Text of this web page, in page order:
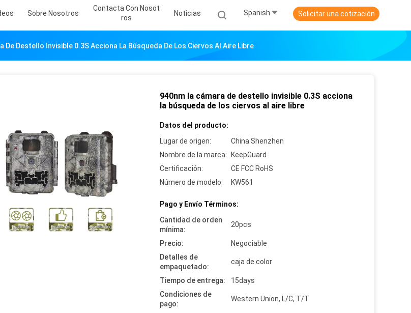
Sobre Nosotros
Contacta Con Nosot
Ros
Noticias Spanish Solicitar una cotización
De Destello Invisible 0.3S Acciona La Búsqueda De Los Ciervos Al Aire Libre
940nm la cámara de destello invisible 0.3S acciona
la búsqueda de los ciervos al aire libre
Datos del producto:
Lugar de origen:
China Shenzhen
Nombre de la marca:
KeepGuard
Certificación:
CE FCC RoHS
Número de modelo:
KW561
Pago y Envío Términos:
Cantidad de orden
mínima:
20pcs
Precio:
Negociable
Detalles de
empaquetado:
caja de color
Tiempo de entrega:
15days
Condiciones de
pago:
Western Union, L/C, T/T